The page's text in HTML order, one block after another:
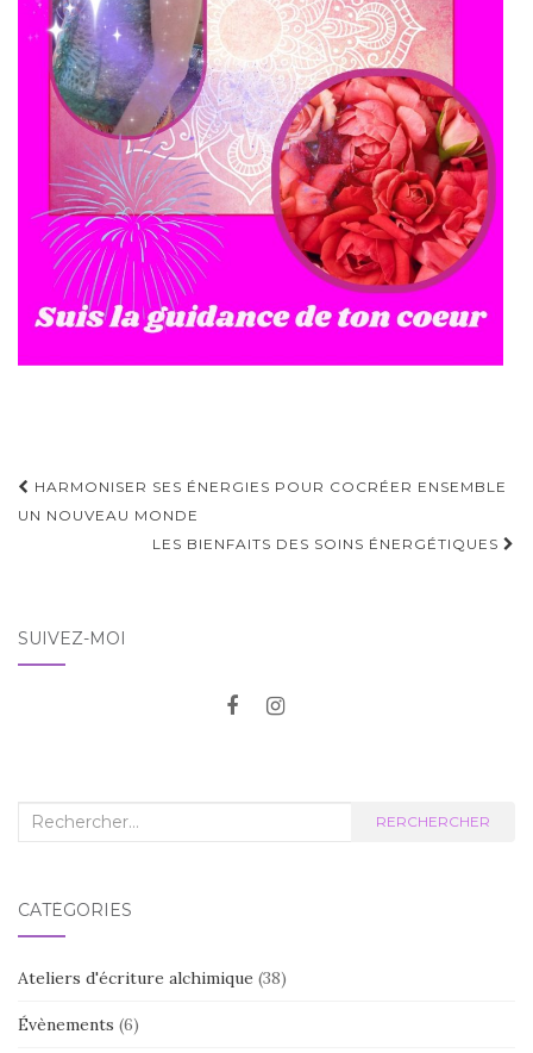
HARMONISER SES ÉNERGIES POUR COCRÉER ENSEMBLE
UN NOUVEAU MONDE
LES BIENFAITS DES SOINS ÉNERGÉTIQUES
SUIVEZ-MOI
Recherche
RERCHERCHER
CATÉGORIES
Ateliers d'écriture alchimique (38)
Évènements (6)